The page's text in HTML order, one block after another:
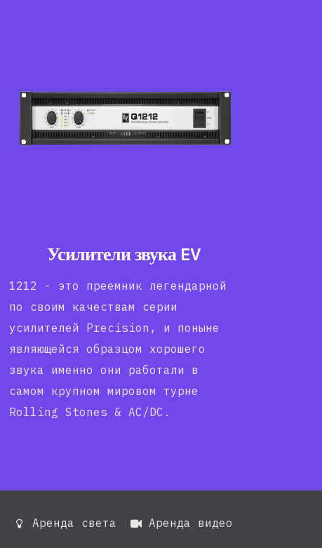
Усилители звука EV
1212 - это преемник легендарной
по своим качествам серии
усилителей Precision, и поныне
являющейся образцом хорошего
звука именно они работали в
самом крупном мировом турне
Rolling Stones & AC/DC.
 Аренда света  Аренда видео